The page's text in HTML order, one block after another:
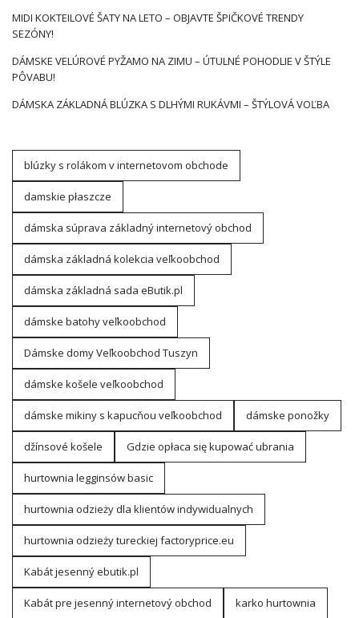
MIDI KOKTEILOVÉ ŠATY NA LETO – OBJAVTE ŠPIČKOVÉ TRENDY
SEZÓNY!
DÁMSKE VELÚROVÉ PYŽAMO NA ZIMU – ÚTULNÉ POHODLIE V ŠTÝLE
PÔVABU!
DÁMSKA ZÁKLADNÁ BLÚZKA S DLHÝMI RUKÁVMI – ŠTÝLOVÁ VOĽBA
blúzky s rolákom v internetovom obchode
damskie płaszcze
dámska súprava základný internetový obchod
dámska základná kolekcia veľkoobchod
dámska základná sada eButik.pl
dámske batohy veľkoobchod
Dámske domy Veľkoobchod Tuszyn
dámske košele veľkoobchod
dámske mikiny s kapucňou veľkoobchod dámske ponožky
džínsové košele Gdzie opłaca się kupować ubrania
hurtownia legginsów basic
hurtownia odzieży dla klientów indywidualnych
hurtownia odzieży tureckiej factoryprice.eu
Kabát jesenný ebutik.pl
Kabát pre jesenný internetový obchod karko hurtownia